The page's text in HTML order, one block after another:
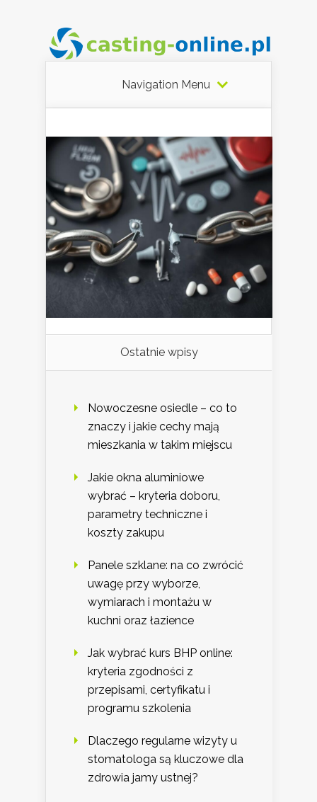
Navigation Menu
Ostatnie wpisy
Nowoczesne osiedle – co to
znaczy i jakie cechy mają
mieszkania w takim miejscu
Jakie okna aluminiowe
wybrać – kryteria doboru,
parametry techniczne i
koszty zakupu
Panele szklane: na co zwrócić
uwagę przy wyborze,
wymiarach i montażu w
kuchni oraz łazience
Jak wybrać kurs BHP online:
kryteria zgodności z
przepisami, certyfikatu i
programu szkolenia
Dlaczego regularne wizyty u
stomatologa są kluczowe dla
zdrowia jamy ustnej?